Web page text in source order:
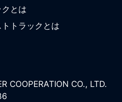
とは
トラックとは
COOPERATION CO., LTD.